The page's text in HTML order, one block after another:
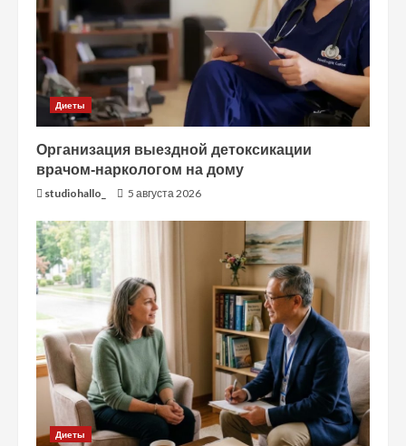
Диеты
Организация выездной детоксикации
врачом-наркологом на дому
studiohallo_ 5 августа 2026
Диеты